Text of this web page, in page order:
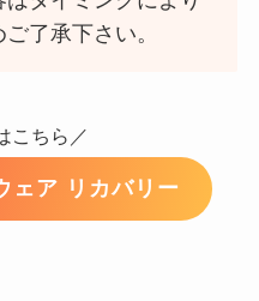
了承下さい。
こちら／
ェア リカバリー